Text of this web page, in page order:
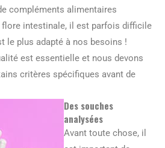
compléments alimentaires
intestinale, il est parfois difficile
le plus adapté à nos besoins !
est essentielle et nous devons
critères spécifiques avant de
Des souches
analysées
Avant toute chose, il